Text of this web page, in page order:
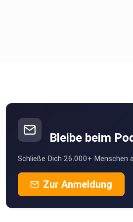
Plätze an den schönsten Orte der
Warum Urlaub zum Stress wurde
Wer nicht über sehr viel Geld
Ankunft am Flughafen schmerzlich
Klassengesellschaft des Reisens.
mit Erregtheit auf das, was noch
Lust, ungewohntes Fremdes zu
Bleibe beim
Schließe Dich 26.000+ Menschen
Zur Anmeldung